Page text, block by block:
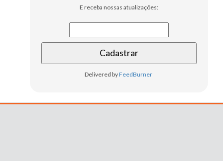
E receba nossas atualizações:
Delivered byFeedBurner